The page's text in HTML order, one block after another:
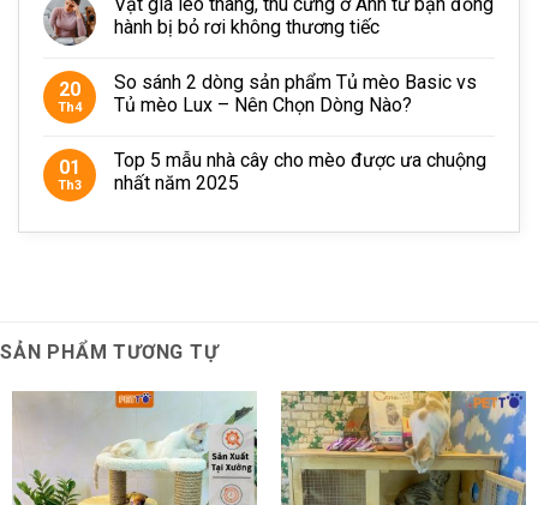
hành bị bỏ rơi không thương tiếc
20
Th4
So sánh 2 dòng sản phẩm Tủ mèo Basic vs
Tủ mèo Lux – Nên Chọn Dòng Nào?
01
Th3
Top 5 mẫu nhà cây cho mèo được ưa chuộng
nhất năm 2025
SẢN PHẨM TƯƠNG TỰ